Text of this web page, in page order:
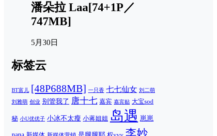
潘朵拉 Laa[74+1P／
747MB]
5月30日
标签云
BT富儿 [48P688MB] 一只香 七七仙女 刘二萌
刘雅萌 创业 别管我了 唐十七 嘉宾 嘉宾贴 大宝sod
秘 小U优优子 小冰不太瘦 小蒋姐姐 岛遇 崽崽
nana 是腿腿耶 李妙